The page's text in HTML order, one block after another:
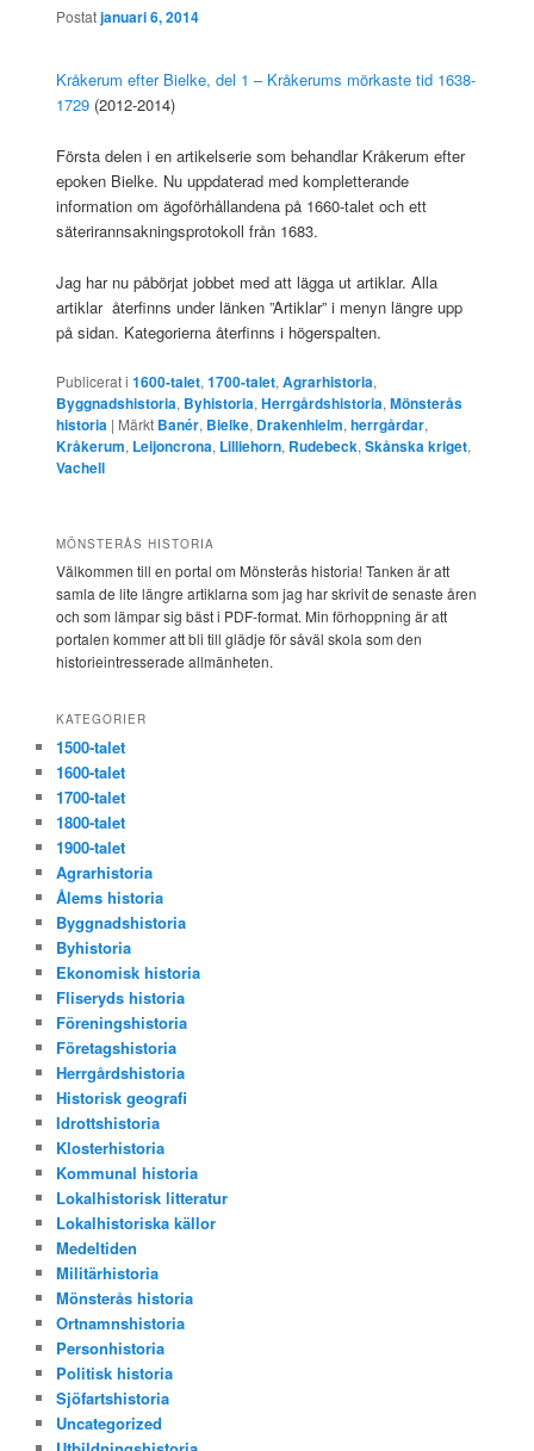
Postatjanuari 6, 2014
Kråkerum efter Bielke, del 1 – Kråkerums mörkaste tid 1638-
1729(2012-2014)
Första delen i en artikelserie som behandlar Kråkerum efter
epoken Bielke. Nu uppdaterad med kompletterande
information om ägoförhållandena på 1660-talet och ett
säterirannsakningsprotokoll från 1683.
Jag har nu påbörjat jobbet med att lägga ut artiklar. Alla
artiklar återfinns under länken ”Artiklar” i menyn längre upp
på sidan. Kategorierna återfinns i högerspalten.
Publicerat i 1600-talet, 1700-talet, Agrarhistoria,
Byggnadshistoria, Byhistoria, Herrgårdshistoria, Mönsterås
historia | Märkt Banér, Bielke, Drakenhielm, herrgårdar,
Kråkerum, Leijoncrona, Lilliehorn, Rudebeck, Skånska kriget,
Vachell
MÖNSTERÅS HISTORIA
Välkommen till en portal om Mönsterås historia! Tanken är att
samla de lite längre artiklarna som jag har skrivit de senaste åren
och som lämpar sig bäst i PDF-format. Min förhoppning är att
portalen kommer att bli till glädje för såväl skola som den
historieintresserade allmänheten.
KATEGORIER
1500-talet
1600-talet
1700-talet
1800-talet
1900-talet
Agrarhistoria
Ålems historia
Byggnadshistoria
Byhistoria
Ekonomisk historia
Fliseryds historia
Föreningshistoria
Företagshistoria
Herrgårdshistoria
Historisk geografi
Idrottshistoria
Klosterhistoria
Kommunal historia
Lokalhistorisk litteratur
Lokalhistoriska källor
Medeltiden
Militärhistoria
Mönsterås historia
Ortnamnshistoria
Personhistoria
Politisk historia
Sjöfartshistoria
Uncategorized